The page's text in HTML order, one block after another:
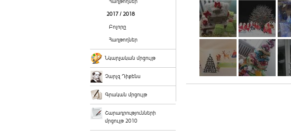
Հաղթողներ
2017 / 2018
Բոլորը
Հաղթողներ
Նկարչական մրցույթ
Չարլզ Դիքենս
Գրական մրցույթ
Շարադրությունների
մրցույթ 2010